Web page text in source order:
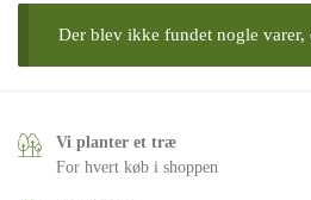
Der blev ikke fundet nogle varer,
Vi planter et træ
For hvert køb i shoppen